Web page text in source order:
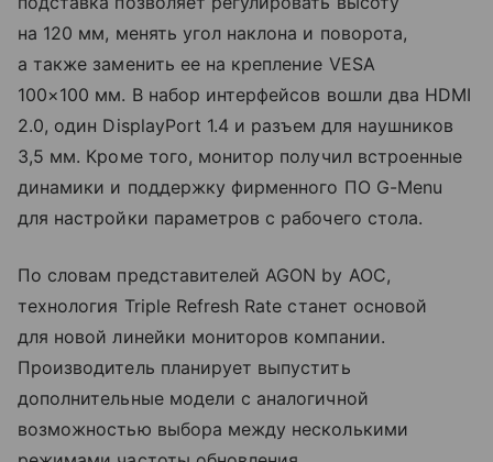
на 120 мм, менять угол наклона и поворота,
а также заменить ее на крепление VESA
100×100 мм. В набор интерфейсов вошли два HDMI
2.0, один DisplayPort 1.4 и разъем для наушников
3,5 мм. Кроме того, монитор получил встроенные
динамики и поддержку фирменного ПО G-Menu
для настройки параметров с рабочего стола.
По словам представителей AGON by AOC,
технология Triple Refresh Rate станет основой
для новой линейки мониторов компании.
Производитель планирует выпустить
дополнительные модели с аналогичной
возможностью выбора между несколькими